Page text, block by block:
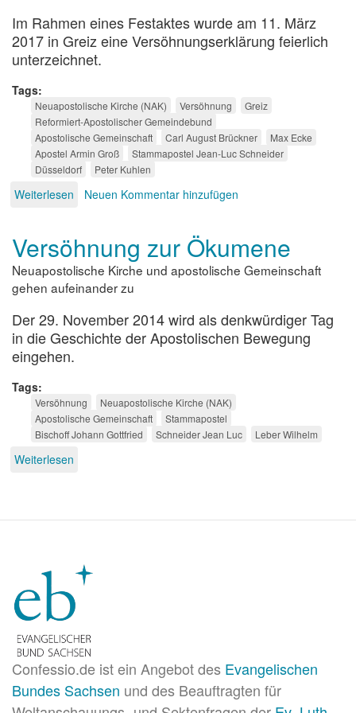
Im Rahmen eines Festaktes wurde am 11. März
2017 in Greiz eine Versöhnungserklärung feierlich
unterzeichnet.
Tags
Neuapostolische Kirche (NAK) Versöhnung
Greiz
Reformiert-Apostolischer Gemeindebund
Apostolische Gemeinschaft
Carl August Brückner
Max Ecke
Apostel Armin Groß
Stammapostel Jean-Luc Schneider
Düsseldorf
Peter Kuhlen
Weiterlesen über
Neuen Kommentar hinzufügen
Versöhnung zur Ökumene
Neuapostolische Kirche und apostolische Gemeinschaft
gehen aufeinander zu
Der 29. November 2014 wird als denkwürdiger Tag
in die Geschichte der Apostolischen Bewegung
eingehen.
Tags
Versöhnung
Neuapostolische Kirche (NAK)
Apostolische Gemeinschaft
Stammapostel
Bischoff Johann Gottfried
Schneider Jean Luc Leber Wilhelm
Weiterlesen
Confessio.de ist ein Angebot des Evangelischen
Bundes Sachsen und des Beauftragten für